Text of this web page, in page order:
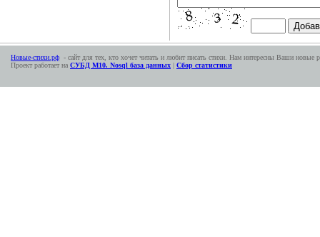
Новые-стихи.рф - сайт для тех, кто хочет читать и любит писать стихи. Нам интересны Ваши новые
Проект работает на СУБД М10. Nosql база данных | Сбор статистики